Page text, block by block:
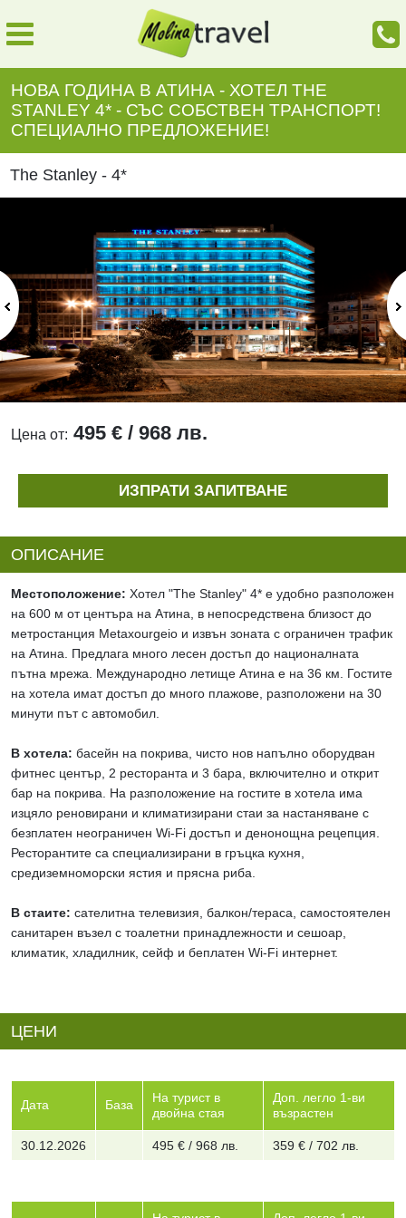
НОВА ГОДИНА В АТИНА - ХОТЕЛ THE
STANLEY 4* - СЪС СОБСТВЕН ТРАНСПОРТ!
СПЕЦИАЛНО ПРЕДЛОЖЕНИЕ!
The Stanley - 4*
Цена от: 495 € / 968 лв.
ИЗПРАТИ ЗАПИТВАНЕ
ОПИСАНИЕ
Местоположение: Хотел "The Stanley" 4* е удобно разположен
на 600 м от центъра на Атина, в непосредствена близост до
метростанция Metaxourgeio и извън зоната с ограничен трафик
на Атина. Предлага много лесен достъп до националната
пътна мрежа. Международно летище Атина е на 36 км. Гостите
на хотела имат достъп до много плажове, разположени на 30
минути път с автомобил.
В хотела: басейн на покрива, чисто нов напълно оборудван
фитнес център, 2 ресторанта и 3 бара, включително и открит
бар на покрива. На разположение на гостите в хотела има
изцяло реновирани и климатизирани стаи за настаняване с
безплатен неограничен Wi-Fi достъп и денонощна рецепция.
Ресторантите са специализирани в гръцка кухня,
средиземноморски ястия и прясна риба.
В стаите: сателитна телевизия, балкон/тераса, самостоятелен
санитарен възел с тоалетни принадлежности и сешоар,
климатик, хладилник, сейф и беплатен Wi-Fi интернет.
ЦЕНИ
Дата База
На турист в
двойна стая
Доп. легло 1-ви
възрастен
30.12.2026 495 € / 968 лв. 359 € / 702 лв.